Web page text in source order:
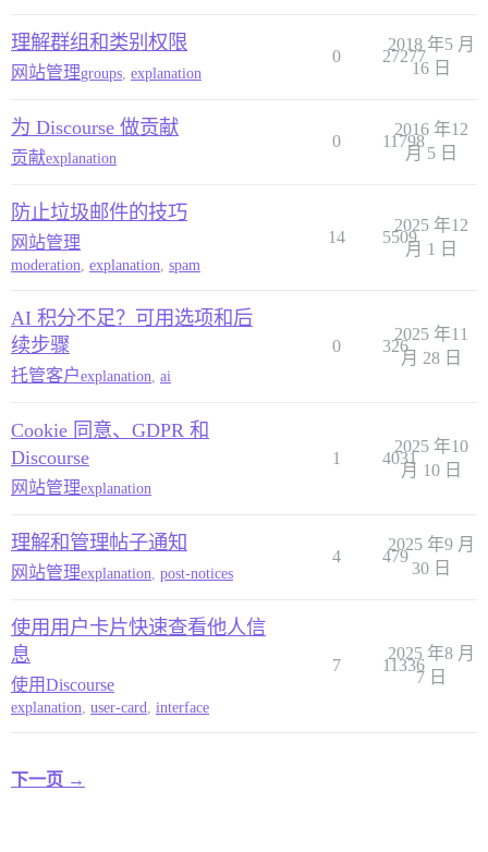
理解群组和类别权限
网站管理groups explanation
0 27277
2018 年5 月
16 日
为 Discourse 做贡献
贡献explanation
0 11798
2016 年12
月 5 日
防止垃圾邮件的技巧
网站管理
moderation, explanation, spam
14 5509
2025 年12
月 1 日
AI 积分不足？可用选项和后
续步骤
托管客户explanation ai
0 326
2025 年11
月 28 日
Cookie 同意、GDPR 和
Discourse
网站管理explanation
1 4031
2025 年10
月 10 日
理解和管理帖子通知
网站管理explanation post-notices
4 479
2025 年9 月
30 日
使用用户卡片快速查看他人信
息
使用Discourse
explanation, user-card, interface
7 11336
2025 年8 月
7 日
下一页 →